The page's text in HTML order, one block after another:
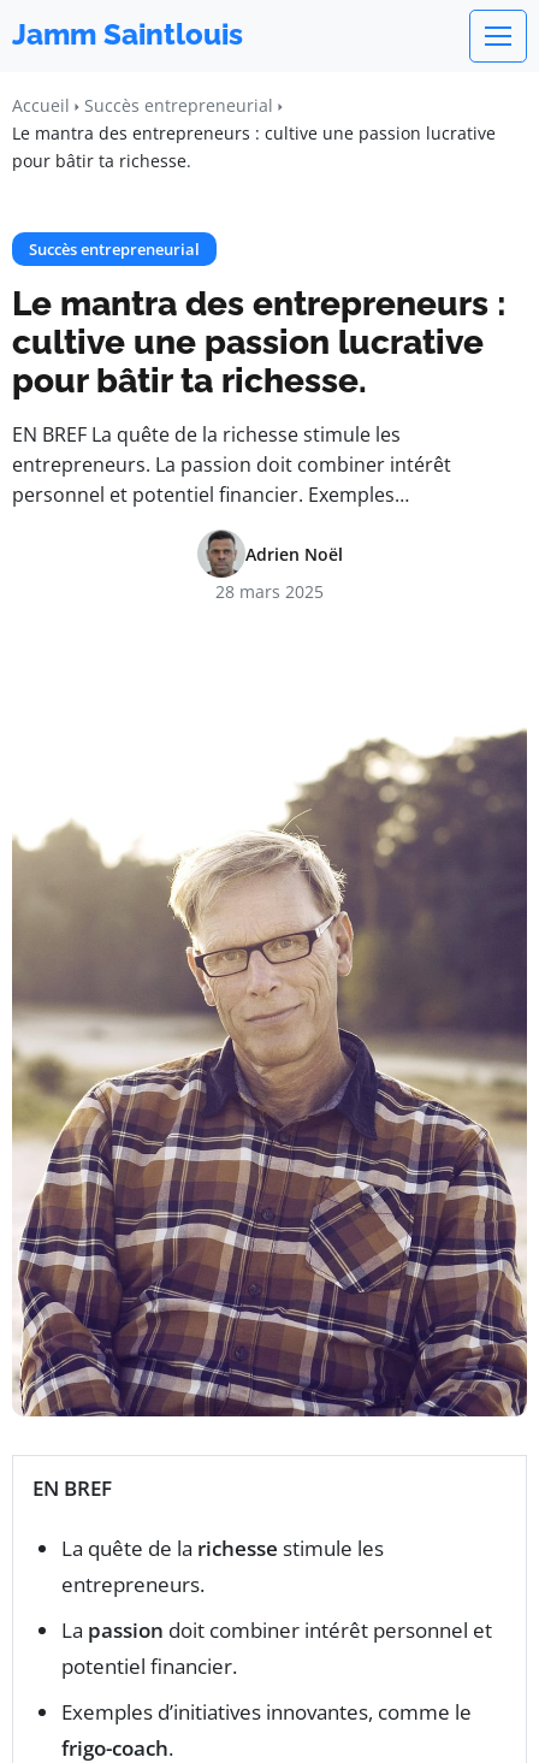
Jamm Saintlouis
Accueil
Succès entrepreneurial
Le mantra des entrepreneurs : cultive une passion lucrative
pour bâtir ta richesse.
Succès entrepreneurial
Le mantra des entrepreneurs :
cultive une passion lucrative
pour bâtir ta richesse.
EN BREF La quête de la richesse stimule les
entrepreneurs. La passion doit combiner intérêt
personnel et potentiel financier. Exemples…
Adrien Noël
28 mars 2025
EN BREF
La quête de la richesse stimule les
entrepreneurs.
La passion doit combiner intérêt personnel et
potentiel financier.
Exemples d’initiatives innovantes, comme le
frigo-coach.